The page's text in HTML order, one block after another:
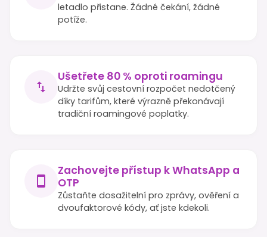
letadlo přistane. Žádné čekání, žádné
potíže.
Ušetřete 80 % oproti roamingu
Udržte svůj cestovní rozpočet nedotčený
díky tarifům, které výrazně překonávají
tradiční roamingové poplatky.
Zachovejte přístup k WhatsApp a
OTP
Zůstaňte dosažitelní pro zprávy, ověření a
dvoufaktorové kódy, ať jste kdekoli.